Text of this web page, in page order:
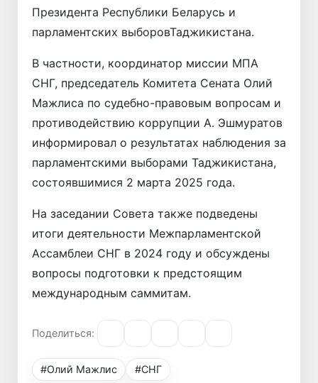
Президента Республики Беларусь и
парламентских выборовТаджикистана.
В частности, координатор миссии МПА
СНГ, председатель Комитета Сената Олий
Мажлиса по судебно-правовым вопросам и
противодействию коррупции А. Эшмуратов
информировал о результатах наблюдения за
парламентскими выборами Таджикистана,
состоявшимися 2 марта 2025 года.
На заседании Совета также подведены
итоги деятельности Межпарламентской
Ассамблеи СНГ в 2024 году и обсуждены
вопросы подготовки к предстоящим
международным саммитам.
Поделиться:
#Олий Мажлис #СНГ